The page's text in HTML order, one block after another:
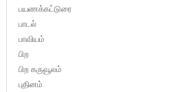
பயணக்கட்டுரை
பாடல்
பாவியம்
பிற
பிற கருவூலம்
புதினம்